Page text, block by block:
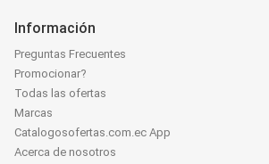
Información
Preguntas Frecuentes
Promocionar?
Todas las ofertas
Marcas
Catalogosofertas.com.ec App
Acerca de nosotros